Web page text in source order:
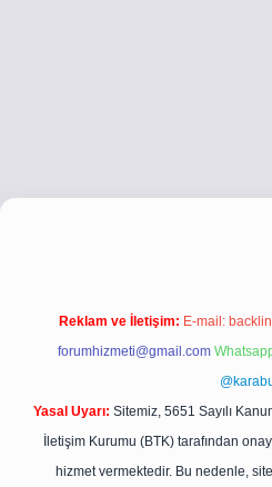
betci girişbetci giriş
Reklam ve İletişim: E-mail:
forumhizmeti@gmail.com
Yasal Uyarı: Sitemiz, 5651 Sayılı
İletişim Kurumu (BTK) tarafından
hizmet vermektedir. Bu nedenle,